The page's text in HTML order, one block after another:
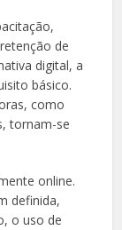
de
digital, a
básico.
como
tornam-se
online.
definida,
o uso de